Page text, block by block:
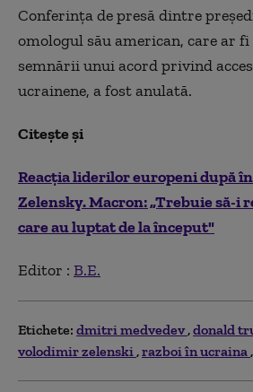
Conferinţa de presă dintre
omologul său american, care ar
semnării unui acord privind
ucrainene, a fost anulată.
Citește și
Reacția liderilor europeni după
Zelensky. Macron: „Trebuie să-i
care au luptat de la început"
Editor : B.E.
Etichete: dmitri medvedev donald
volodimir zelenski razboi în ucraina